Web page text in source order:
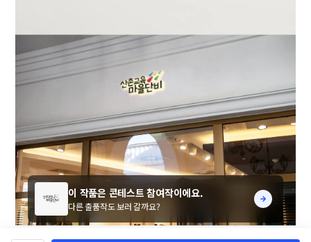
이 작품은 콘테스트 참여작이에요.
다른 출품작도 보러 갈까요?